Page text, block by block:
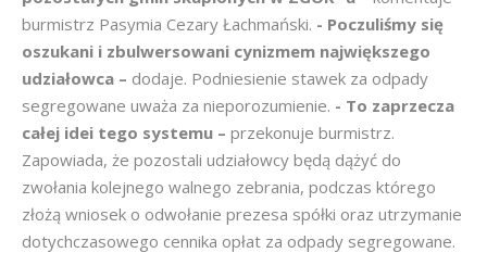
burmistrz Pasymia Cezary Łachmański. - Poczuliśmy się
oszukani i zbulwersowani cynizmem największego
udziałowca – dodaje. Podniesienie stawek za odpady
segregowane uważa za nieporozumienie. - To zaprzecza
całej idei tego systemu – przekonuje burmistrz.
Zapowiada, że pozostali udziałowcy będą dążyć do
zwołania kolejnego walnego zebrania, podczas którego
złożą wniosek o odwołanie prezesa spółki oraz utrzymanie
dotychczasowego cennika opłat za odpady segregowane.